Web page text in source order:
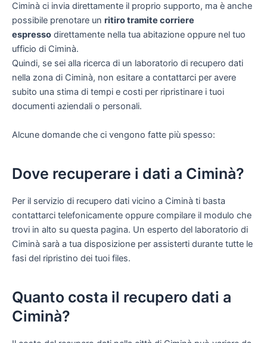
Ciminà ci invia direttamente il proprio supporto, ma è anche
possibile prenotare un ritiro tramite corriere
espresso direttamente nella tua abitazione oppure nel tuo
ufficio di Ciminà.
Quindi, se sei alla ricerca di un laboratorio di recupero dati
nella zona di Ciminà, non esitare a contattarci per avere
subito una stima di tempi e costi per ripristinare i tuoi
documenti aziendali o personali.
Alcune domande che ci vengono fatte più spesso:
Dove recuperare i dati a Ciminà?
Per il servizio di recupero dati vicino a Ciminà ti basta
contattarci telefonicamente oppure compilare il modulo che
trovi in alto su questa pagina. Un esperto del laboratorio di
Ciminà sarà a tua disposizione per assisterti durante tutte le
fasi del ripristino dei tuoi files.
Quanto costa il recupero dati a
Ciminà?